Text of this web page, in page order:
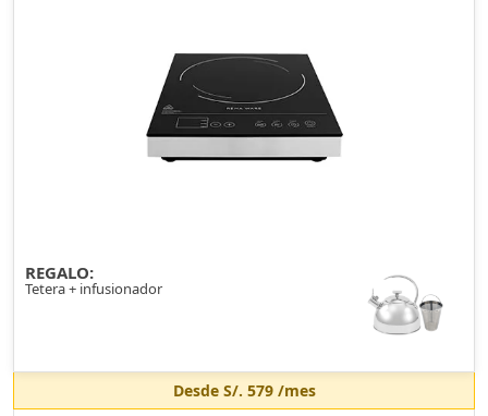
REGALO:
Tetera + infusionador
Desde S/. 579/mes